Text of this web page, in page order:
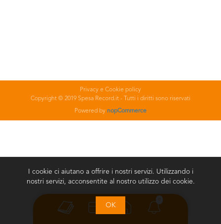
Privacy e Cookie policy
Copyright © 2019 Spesa Record.it - Tutti i diritti sono riservati
Powered by nopCommerce
I cookie ci aiutano a offrire i nostri servizi. Utilizzando i
nostri servizi, acconsentite al nostro utilizzo dei cookie.
OK